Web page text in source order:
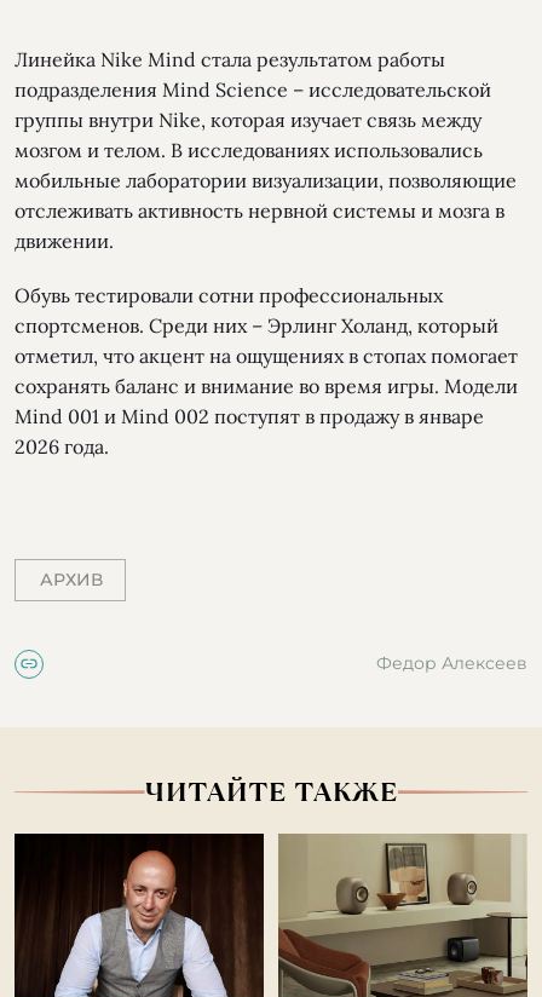
Линейка Nike Mind стала результатом работы
подразделения Mind Science – исследовательской
группы внутри Nike, которая изучает связь между
мозгом и телом. В исследованиях использовались
мобильные лаборатории визуализации, позволяющие
отслеживать активность нервной системы и мозга в
движении.
Обувь тестировали сотни профессиональных
спортсменов. Среди них – Эрлинг Холанд, который
отметил, что акцент на ощущениях в стопах помогает
сохранять баланс и внимание во время игры. Модели
Mind 001 и Mind 002 поступят в продажу в январе
2026 года.
АРХИВ
Федор Алексеев
ЧИТАЙТЕ ТАКЖЕ